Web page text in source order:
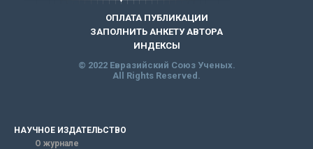
ОПЛАТА ПУБЛИКАЦИИ
ЗАПОЛНИТЬ АНКЕТУ АВТОРА
ИНДЕКСЫ
© 2022 Евразийский Союз Ученых.
All Rights Reserved.
НАУЧНОЕ ИЗДАТЕЛЬСТВО
О журнале